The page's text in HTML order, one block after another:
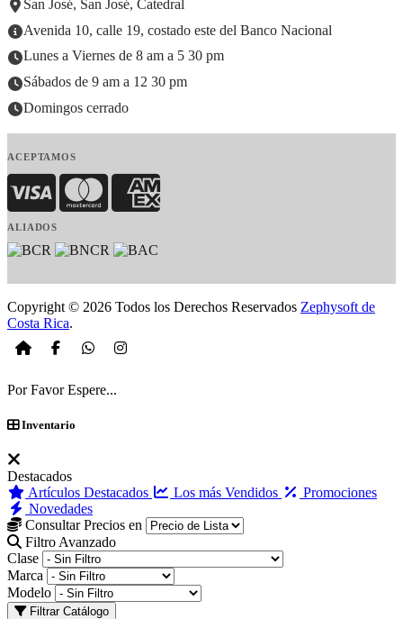
San José, San José, Catedral
Avenida 10, calle 19, costado este del Banco Nacional
Lunes a Viernes de 8 am a 5 30 pm
Sábados de 9 am a 12 30 pm
Domingos cerrado
ACEPTAMOS
Visa MasterCardAmerican Express
ALIADOS
Copyright © 2026 Todos los Derechos Reservados Zephysoft de
Costa Rica.
Por Favor Espere...
Inventario
Destacados
Artículos Destacados
Los más Vendidos
Promociones
Novedades
Consultar Precios en
Filtro Avanzado
Clase
Marca
Modelo
Filtrar Catálogo